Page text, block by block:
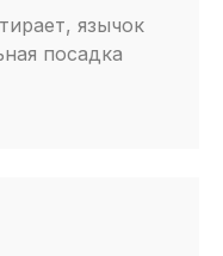
язычок
посадка